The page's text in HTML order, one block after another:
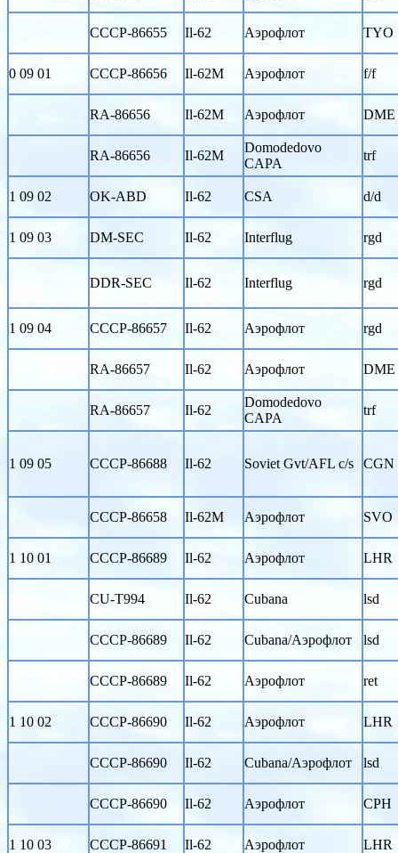
CCCP-86655 Il-62 Аэрофлот TYO
0 09 01 CCCP-86656 Il-62M Аэрофлот f/f
RA-86656 Il-62M Аэрофлот DME
RA-86656 Il-62M
Domodedovo
CAPA
trf
1 09 02 OK-ABD Il-62 CSA d/d
1 09 03 DM-SEC Il-62 Interflug rgd
DDR-SEC Il-62 Interflug rgd
1 09 04 CCCP-86657 Il-62 Аэрофлот rgd
RA-86657 Il-62 Аэрофлот DME
RA-86657 Il-62
Domodedovo
CAPA
trf
1 09 05 CCCP-86688 Il-62 Soviet Gvt/AFL c/s CGN
CCCP-86658 Il-62M Аэрофлот SVO
1 10 01 CCCP-86689 Il-62 Аэрофлот LHR
CU-T994 Il-62 Cubana lsd
CCCP-86689 Il-62 Cubana/Аэрофлот lsd
CCCP-86689 Il-62 Аэрофлот ret
1 10 02 CCCP-86690 Il-62 Аэрофлот LHR
CCCP-86690 Il-62 Cubana/Аэрофлот lsd
CCCP-86690 Il-62 Аэрофлот CPH
1 10 03 CCCP-86691 Il-62 Аэрофлот LHR